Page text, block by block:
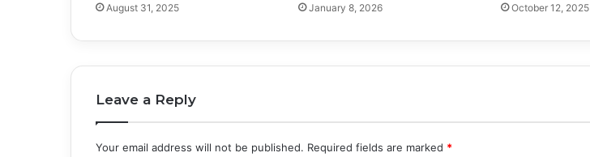
August 31, 2025 January 8, 2026 October 12, 2025
Leave a Reply
Your email address will not be published. Required fields are marked *